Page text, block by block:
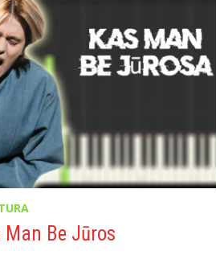
Be Jūros